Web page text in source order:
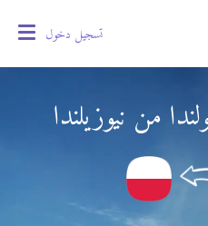
تسجيل دخول
من نيوزيلندا